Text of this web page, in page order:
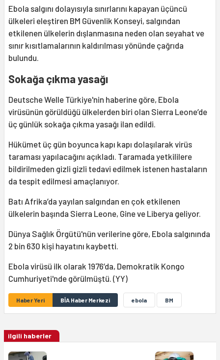
Ebola salgını dolayısıyla sınırlarını kapayan üçüncü
ülkeleri eleştiren BM Güvenlik Konseyi, salgından
etkilenen ülkelerin dışlanmasına neden olan seyahat ve
sınır kısıtlamalarının kaldırılması yönünde çağrıda
bulundu.
Sokağa çıkma yasağı
Deutsche Welle Türkiye'nin haberine göre, Ebola
virüsünün görüldüğü ülkelerden biri olan Sierra Leone’de
üç günlük sokağa çıkma yasağı ilan edildi.
Hükümet üç gün boyunca kapı kapı dolaşılarak virüs
taraması yapılacağını açıkladı. Taramada yetkililere
bildirilmeden gizli gizli tedavi edilmek istenen hastaların
da tespit edilmesi amaçlanıyor.
Batı Afrika’da yayılan salgından en çok etkilenen
ülkelerin başında Sierra Leone, Gine ve Liberya geliyor.
Dünya Sağlık Örgütü'nün verilerine göre, Ebola salgınında
2 bin 630 kişi hayatını kaybetti.
Ebola virüsü ilk olarak 1976’da, Demokratik Kongo
Cumhuriyeti'nde görülmüştü. (YY)
Haber Yeri BİA Haber Merkezi ebola BM
ilgili haberler